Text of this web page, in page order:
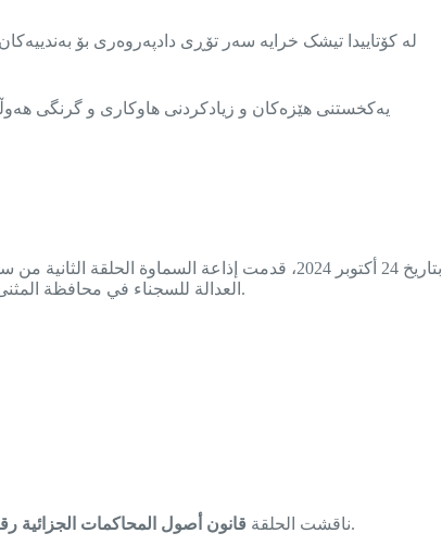
یەکخستنی هێزەکان و زیادکردنی هاوکاری و گرنگی
بتاريخ 24 أكتوبر 2024، قدمت إذاعة السماوة
العدالة للسجناء في محافظة المثنى. تناولت الحلقة عددًا من القوانين والتشريعات الوطنية والدولية التي تهدف إلى حماية حقوق السجناء والموقوفين وضمان معاملتهم بكرامة وإنسانية.
ناقشت الحلقة قانون أصول المحاكمات الجزائية رقم 23 لعام الذي ينظم الإجراءات القانونية للتحقيق والمحاكمة، ويضمن للموقوفين والسجناء حقهم في الحصول على محاكمة عادلة وحق الدفاع.